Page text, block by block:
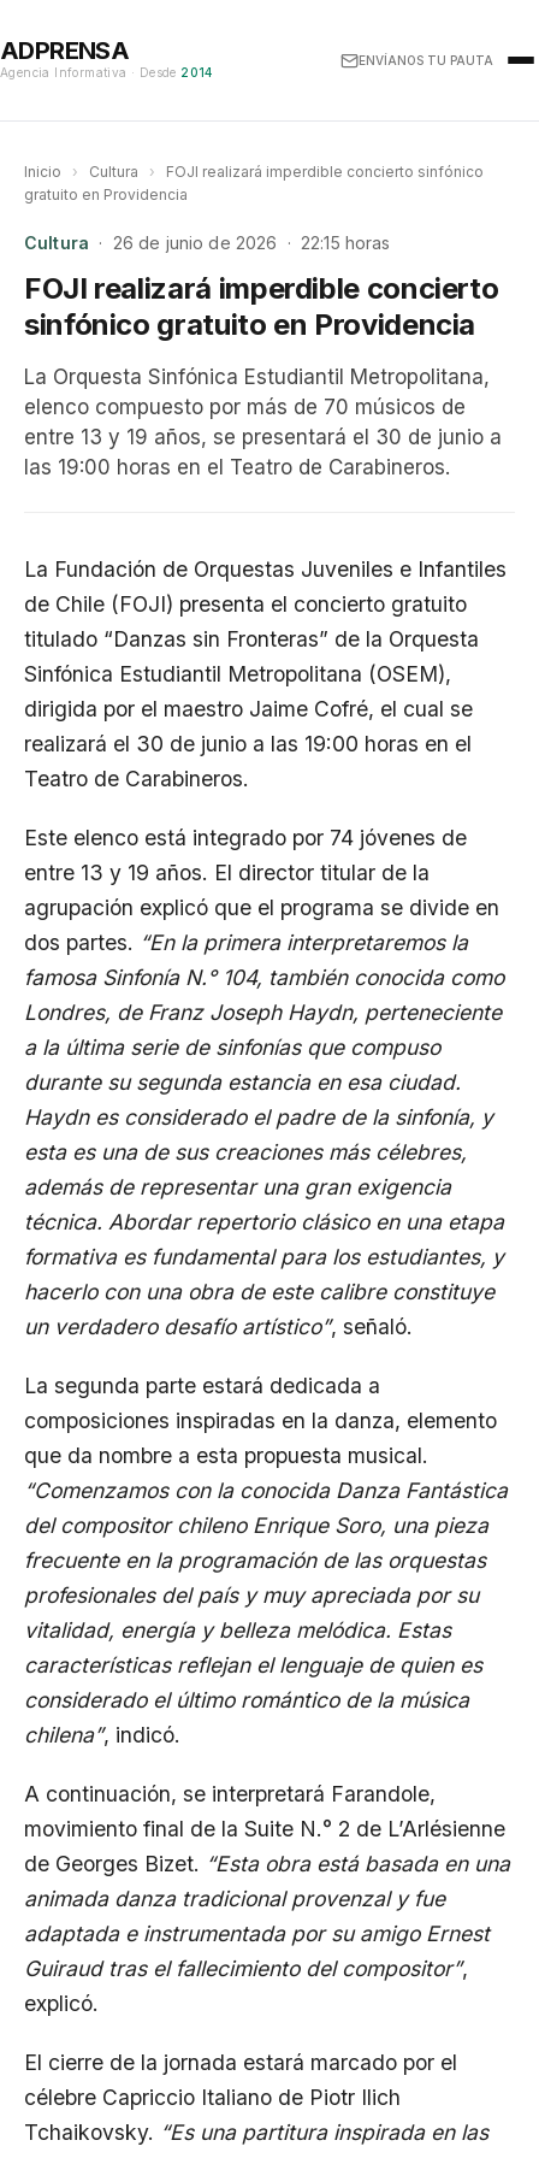
ADPRENSA
Agencia Informativa · Desde 2014
ENVÍANOS TU PAUTA
Inicio › Cultura ›
FOJI realizará imperdible concierto sinfónico
gratuito en Providencia
Cultura · 26 de junio de 2026 · 22:15 horas
FOJI realizará imperdible concierto
sinfónico gratuito en Providencia
La Orquesta Sinfónica Estudiantil Metropolitana,
elenco compuesto por más de 70 músicos de
entre 13 y 19 años, se presentará el 30 de junio a
las 19:00 horas en el Teatro de Carabineros.
La Fundación de Orquestas Juveniles e Infantiles
de Chile (FOJI) presenta el concierto gratuito
titulado “Danzas sin Fronteras” de la Orquesta
Sinfónica Estudiantil Metropolitana (OSEM),
dirigida por el maestro Jaime Cofré, el cual se
realizará el 30 de junio a las 19:00 horas en el
Teatro de Carabineros.
Este elenco está integrado por 74 jóvenes de
entre 13 y 19 años. El director titular de la
agrupación explicó que el programa se divide en
dos partes. “En la primera interpretaremos la
famosa Sinfonía N.° 104, también conocida como
Londres, de Franz Joseph Haydn, perteneciente
a la última serie de sinfonías que compuso
durante su segunda estancia en esa ciudad.
Haydn es considerado el padre de la sinfonía, y
esta es una de sus creaciones más célebres,
además de representar una gran exigencia
técnica. Abordar repertorio clásico en una etapa
formativa es fundamental para los estudiantes, y
hacerlo con una obra de este calibre constituye
un verdadero desafío artístico”, señaló.
La segunda parte estará dedicada a
composiciones inspiradas en la danza, elemento
que da nombre a esta propuesta musical.
“Comenzamos con la conocida Danza Fantástica
del compositor chileno Enrique Soro, una pieza
frecuente en la programación de las orquestas
profesionales del país y muy apreciada por su
vitalidad, energía y belleza melódica. Estas
características reflejan el lenguaje de quien es
considerado el último romántico de la música
chilena”, indicó.
A continuación, se interpretará Farandole,
movimiento final de la Suite N.° 2 de L’Arlésienne
de Georges Bizet. “Esta obra está basada en una
animada danza tradicional provenzal y fue
adaptada e instrumentada por su amigo Ernest
Guiraud tras el fallecimiento del compositor”,
explicó.
El cierre de la jornada estará marcado por el
célebre Capriccio Italiano de Piotr Ilich
Tchaikovsky. “Es una partitura inspirada en las